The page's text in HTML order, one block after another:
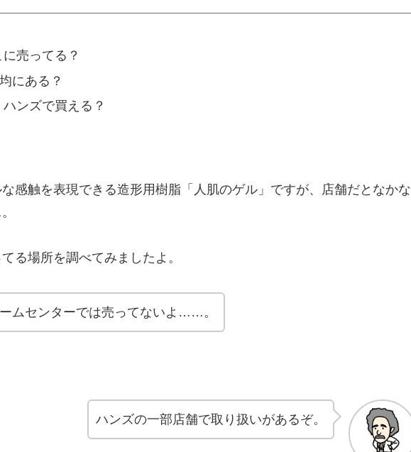
売ってる？
にある？
ンズで買える？
感触を表現できる造形用樹脂「人肌のゲル」ですが、店舗だとなかな
る場所を調べてみましたよ。
ムセンターでは売ってないよ……。
ハンズの一部店舗で取り扱いがあるぞ。